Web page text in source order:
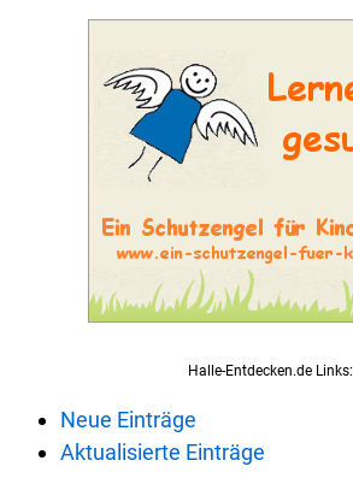
Halle-Entdecken.de Links:
Neue Einträge
Aktualisierte Einträge